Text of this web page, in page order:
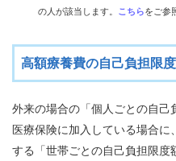
内
の人が該当します。 こちらをご参
高額療養費の自己負担限
外来の場合の「個人ごとの自
医療保険に加入している場合
する「世帯ごとの自己負担限度